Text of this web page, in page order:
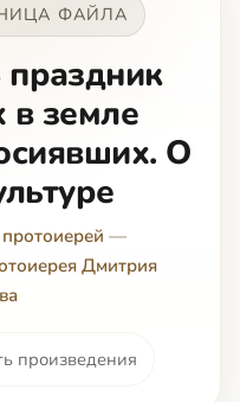
ФАЙЛА
в земле
О
—
Дмитрия
произведения